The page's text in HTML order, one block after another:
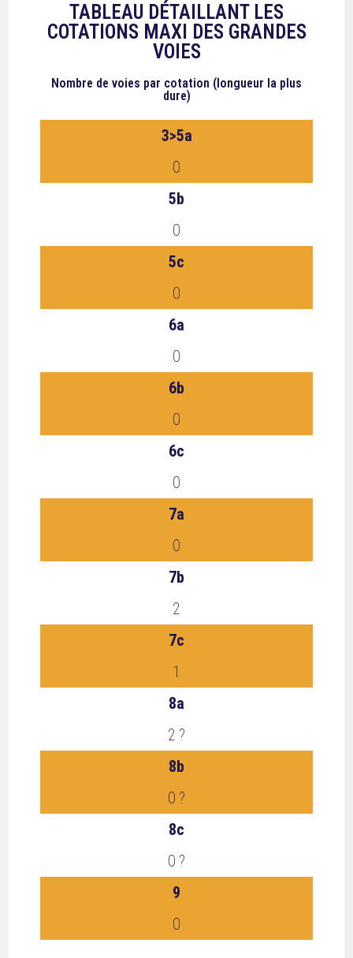
TABLEAU DÉTAILLANT LES
COTATIONS MAXI DES GRANDES
VOIES
Nombre de voies par cotation (longueur la plus
dure)
3>5a
0
5b
0
5c
0
6a
0
6b
0
6c
0
7a
0
7b
2
7c
1
8a
2 ?
8b
0 ?
8c
0 ?
9
0